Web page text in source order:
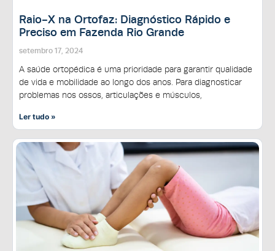
Raio-X na Ortofaz: Diagnóstico Rápido e
Preciso em Fazenda Rio Grande
setembro 17, 2024
A saúde ortopédica é uma prioridade para garantir qualidade
de vida e mobilidade ao longo dos anos. Para diagnosticar
problemas nos ossos, articulações e músculos,
Ler tudo »